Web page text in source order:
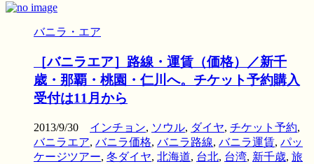
バニラ・エア
［バニラエア］路線・運賃（価格）／新千
歳・那覇・桃園・仁川へ。チケット予約購入
受付は11月から
2013/9/30 インチョン, ソウル, ダイヤ, チケット予約,
バニラエア, バニラ価格, バニラ路線, バニラ運賃, パッ
ケージツアー, 冬ダイヤ, 北海道, 台北, 台湾, 新千歳, 旅